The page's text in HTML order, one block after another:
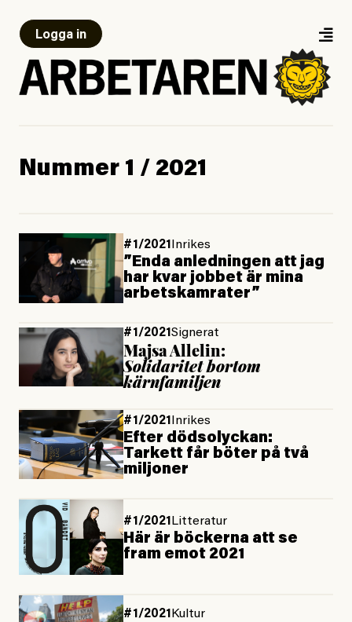
Logga in
Nummer 1 / 2021
#1/2021 Inrikes
”Enda anledningen att jag
har kvar jobbet är mina
arbetskamrater”
#1/2021Signerat
Majsa Allelin:
Solidaritet bortom
kärnfamiljen
#1/2021Inrikes
Efter dödsolyckan:
Tarkett får böter på två
miljoner
#1/2021 Litteratur
Här är böckerna att se
fram emot 2021
#1/2021 Kultur